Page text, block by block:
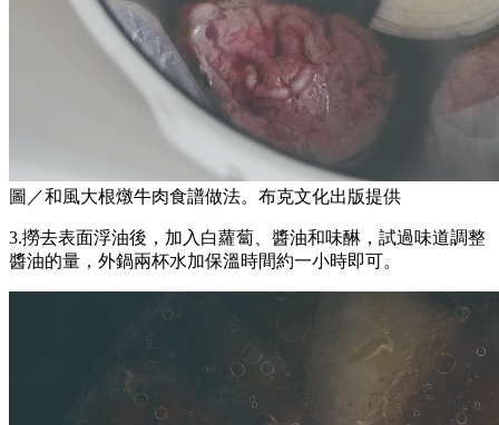
圖／和風大根燉牛肉食譜做法。布克文化出版提供
3.撈去表面浮油後，加入白蘿蔔、醬油和味醂，試過味道調整
醬油的量，外鍋兩杯水加保溫時間約一小時即可。